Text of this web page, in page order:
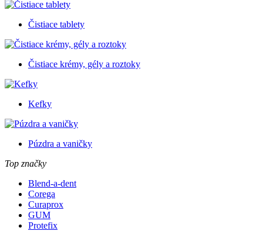
Čistiace tablety
Čistiace krémy, gély a roztoky
Kefky
Púzdra a vaničky
Top značky
Blend-a-dent
Corega
Curaprox
GUM
Protefix